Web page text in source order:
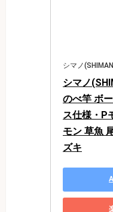
シマノ
シマノ
のべ竿 ボ
ス仕様・P
モン 草魚
ズキ